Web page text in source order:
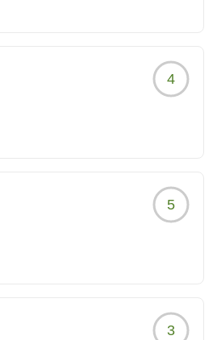
から
hotel/voice/180522?
4
5
3